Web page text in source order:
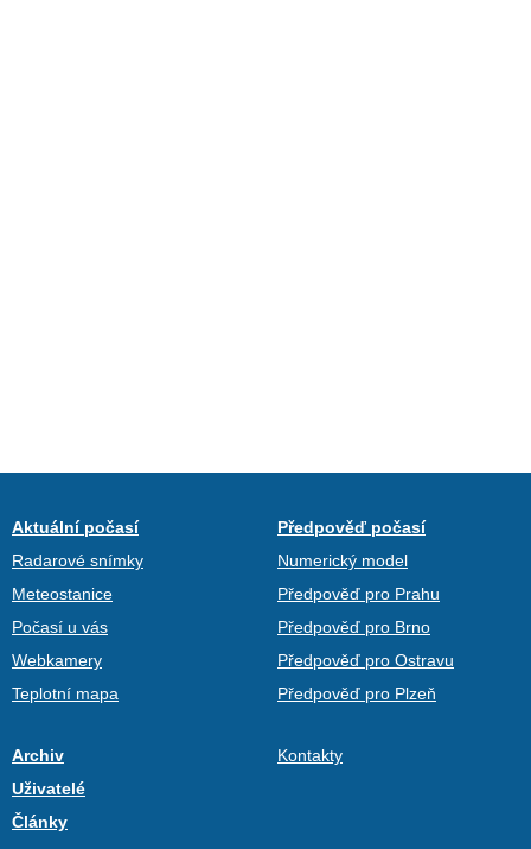
Aktuální počasí
Radarové snímky
Meteostanice
Počasí u vás
Webkamery
Teplotní mapa
Předpověď počasí
Numerický model
Předpověď pro Prahu
Předpověď pro Brno
Předpověď pro Ostravu
Předpověď pro Plzeň
Archiv
Uživatelé
Články
Kontakty